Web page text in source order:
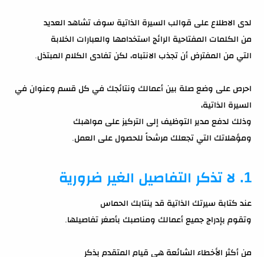
لدى الاطلاع على قوالب السيرة الذاتية سوف تشاهد العديد
من الكلمات المفتاحية الرائج استخدامها والعبارات الخلابة
التي من المفترض أن تجذب الانتباه، لكن تفادى الكلام المبتذل.
احرص على وضع صلة بين أعمالك ونتائجك في كل قسم وعنوان في
السيرة الذاتية،
وذلك لدفع مدير التوظيف إلى التركيز على مواهبك
ومؤهلاتك التي تجعلك مرشحاً للحصول على العمل.
1. لا تذكر التفاصيل الغير ضرورية
عند كتابة سيرتك الذاتية قد ينتابك الحماس
وتقوم بإدراج جميع أعمالك ومناصبك بأصغر تفاصيلها.
من أكثر الأخطاء الشائعة هي قيام المتقدم بذكر